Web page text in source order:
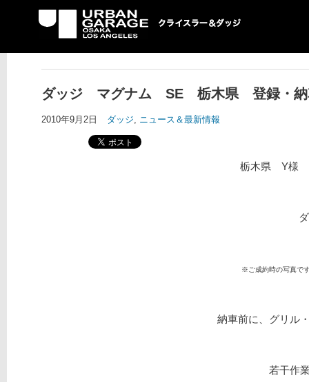
UG クライスラー＆ダ
ッジ専門店
ダッジ マグナム SE 栃木県 登録・納
2010年9月2日 ダッジ, ニュース＆最新情報
栃木県 Y様
※ご成約時の写真で
納車前に、グリル
若干作